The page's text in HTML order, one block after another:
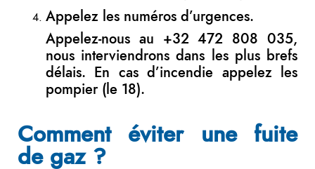
Appelez les numéros d’urgences.
Appelez-nous au +32 472 808 035,
nous interviendrons dans les plus brefs
délais. En cas d’incendie appelez les
pompier (le 18).
Comment éviter une fuite
de gaz ?